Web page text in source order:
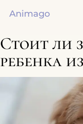
Animago
Стоит ли
ребенка